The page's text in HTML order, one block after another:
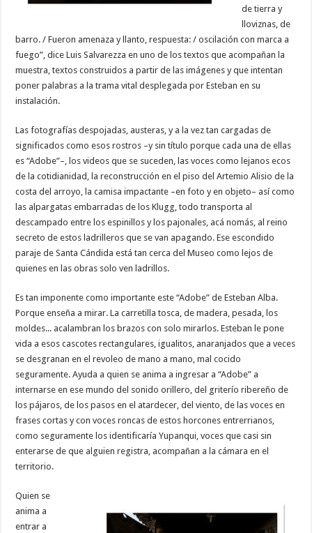
de tierra y
lloviznas, de
barro. / Fueron amenaza y llanto, respuesta: / oscilación con marca a
fuego”, dice Luis Salvarezza en uno de los textos que acompañan la
muestra, textos construidos a partir de las imágenes y que intentan
poner palabras a la trama vital desplegada por Esteban en su
instalación.
Las fotografías despojadas, austeras, y a la vez tan cargadas de
significados como esos rostros –y sin título porque cada una de ellas
es “Adobe”–, los videos que se suceden, las voces como lejanos ecos
de la cotidianidad, la reconstrucción en el piso del Artemio Alisio de la
costa del arroyo, la camisa impactante –en foto y en objeto– así como
las alpargatas embarradas de los Klugg, todo transporta al
descampado entre los espinillos y los pajonales, acá nomás, al reino
secreto de estos ladrilleros que se van apagando. Ese escondido
paraje de Santa Cándida está tan cerca del Museo como lejos de
quienes en las obras solo ven ladrillos.
Es tan imponente como importante este “Adobe” de Esteban Alba.
Porque enseña a mirar. La carretilla tosca, de madera, pesada, los
moldes... acalambran los brazos con solo mirarlos. Esteban le pone
vida a esos cascotes rectangulares, igualitos, anaranjados que a veces
se desgranan en el revoleo de mano a mano, mal cocido
seguramente. Ayuda a quien se anima a ingresar a “Adobe” a
internarse en ese mundo del sonido orillero, del griterío ribereño de
los pájaros, de los pasos en el atardecer, del viento, de las voces en
frases cortas y con voces roncas de estos horcones entrerrianos,
como seguramente los identificaría Yupanqui, voces que casi sin
enterarse de que alguien registra, acompañan a la cámara en el
territorio.
Quien se
anima a
entrar a